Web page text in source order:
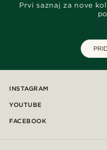
Prvi saznaj za nove
INSTAGRAM
YOUTUBE
FACEBOOK